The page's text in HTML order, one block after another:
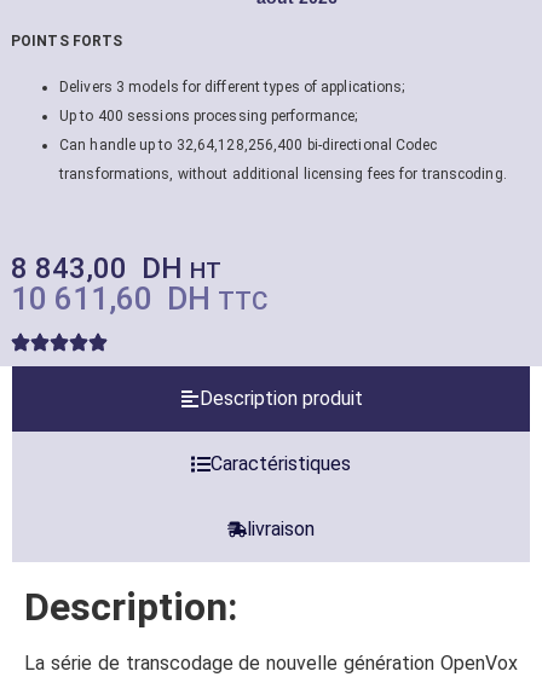
POINTS FORTS
Delivers 3 models for different types of applications;
Up to 400 sessions processing performance;
Can handle up to 32,64,128,256,400 bi-directional Codec
transformations, without additional licensing fees for transcoding.
8 843,00 DH HT
10 611,60 DH TTC
Description produit
Caractéristiques
livraison
Description:
La série de transcodage de nouvelle génération OpenVox